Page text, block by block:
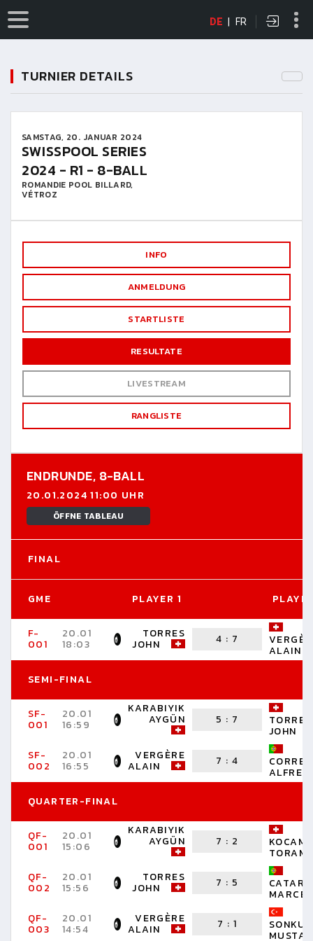
DE | FR
TURNIER DETAILS
SAMSTAG, 20. JANUAR 2024
SWISSPOOL SERIES
2024 - R1 - 8-BALL
ROMANDIE POOL BILLARD,
VÉTROZ
INFO
ANMELDUNG
STARTLISTE
RESULTATE
LIVESTREAM
RANGLISTE
ENDRUNDE, 8-BALL
20.01.2024 11:00 UHR
ÖFFNE TABLEAU
FINAL
GME PLAYER 1
F-
001
20.01
18:03
TORRES
JOHN 4 : 7
ALAIN
SEMI-FINAL
SF-
001
20.01
16:59
KARABIYIK
AYGÜN 5 : 7 TORRES
JOHN
SF-
002
20.01
16:55
VERGÈRE
ALAIN 7 : 4
QUARTER-FINAL
QF-
001
20.01
15:06
KARABIYIK
AYGÜN 7 : 2
QF-
002
20.01
15:56
TORRES
JOHN 7 : 5
QF-
003
20.01
14:54
VERGÈRE
ALAIN 7 : 1 SONKUR